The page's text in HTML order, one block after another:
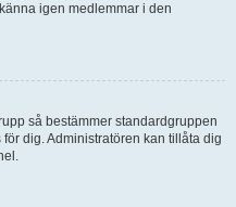
igen medlemmar i den
så bestämmer standardgruppen
dig. Administratören kan tillåta dig